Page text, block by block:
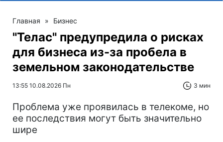
Главная » Бизнес
"Телас" предупредила о рисках
для бизнеса из-за пробела в
земельном законодательстве
13:55 10.08.2026 Пн 3 мин
Проблема уже проявилась в телекоме, но
ее последствия могут быть значительно
шире